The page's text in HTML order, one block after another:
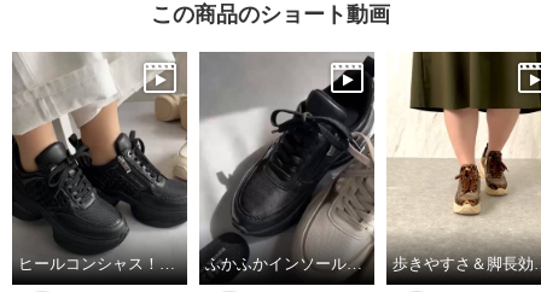
この商品のショート動画
ヒールコンシャス！魅せる大人のスニーカー ふかふかインソールのこだわり！ 歩きやすさ＆脚